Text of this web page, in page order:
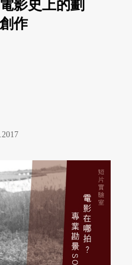
影史上的劃
作